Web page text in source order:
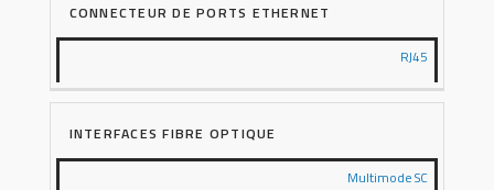
CONNECTEUR DE PORTS ETHERNET
RJ45
INTERFACES FIBRE OPTIQUE
Multimode SC